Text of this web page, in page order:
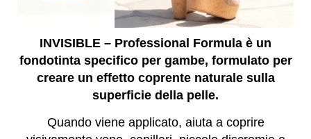
INVISIBLE – Professional Formula è un
fondotinta specifico per gambe, formulato per
creare un effetto coprente naturale sulla
superficie della pelle.
Quando viene applicato, aiuta a coprire